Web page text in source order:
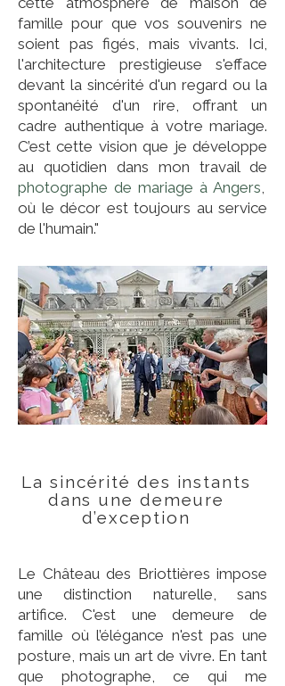
famille pour que vos souvenirs ne
soient pas figés, mais vivants. Ici,
l'architecture prestigieuse s'efface
devant la sincérité d'un regard ou la
spontanéité d'un rire, offrant un
cadre authentique à votre mariage.
C’est cette vision que je développe
au quotidien dans mon travail de
photographe de mariage à Angers,
où le décor est toujours au service
de l'humain."
La sincérité des instants
dans une demeure
d’exception
Le Château des Briottières impose
une distinction naturelle, sans
artifice. C'est une demeure de
famille où l’élégance n'est pas une
posture, mais un art de vivre. En tant
que photographe, ce qui me